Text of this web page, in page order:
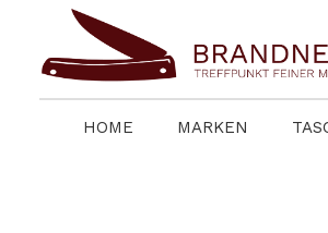
Zur Hauptnavigation
HOME MARKEN